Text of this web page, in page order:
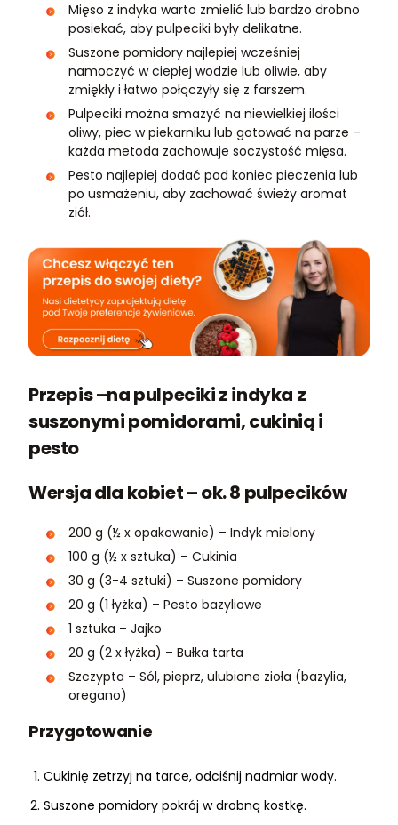
Mięso z indyka warto zmielić lub bardzo drobno
posiekać, aby pulpeciki były delikatne.
Suszone pomidory najlepiej wcześniej
namoczyć w ciepłej wodzie lub oliwie, aby
zmiękły i łatwo połączyły się z farszem.
Pulpeciki można smażyć na niewielkiej ilości
oliwy, piec w piekarniku lub gotować na parze –
każda metoda zachowuje soczystość mięsa.
Pesto najlepiej dodać pod koniec pieczenia lub
po usmażeniu, aby zachować świeży aromat
ziół.
Przepis –na pulpeciki z indyka z
suszonymi pomidorami, cukinią i
pesto
Wersja dla kobiet – ok. 8 pulpecików
200 g (½ x opakowanie) – Indyk mielony
100 g (½ x sztuka) – Cukinia
30 g (3-4 sztuki) – Suszone pomidory
20 g (1 łyżka) – Pesto bazyliowe
1 sztuka – Jajko
20 g (2 x łyżka) – Bułka tarta
Szczypta – Sól, pieprz, ulubione zioła (bazylia,
oregano)
Przygotowanie
Cukinię zetrzyj na tarce, odciśnij nadmiar wody.
Suszone pomidory pokrój w drobną kostkę.